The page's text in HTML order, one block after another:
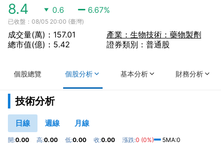
8.4 0.6 6.67%
已收盤：08/05 20:00 (臺灣)
成交量(萬)：157.01
總市值(億)：5.42
產業：生物技術：藥物製劑
證券類別：普通股
個股總覽 個股分析 基本分析 財務分析
技術分析
日線 週線 月線
開:0.00 高:0.00 低:0.00 收:0.00 漲跌:0 (0%)
5MA:0